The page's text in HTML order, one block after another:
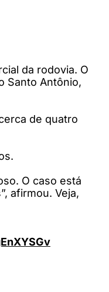
da rodovia. O
Santo Antônio,
de quatro
O caso está
afirmou. Veja,